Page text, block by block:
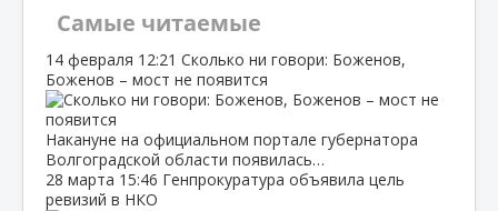
Самые читаемые
14 февраля 12:21 Сколько ни говори: Боженов,
Боженов – мост не появится
Накануне на официальном портале губернатора
Волгоградской области появилась…
28 марта 15:46 Генпрокуратура объявила цель
ревизий в НКО